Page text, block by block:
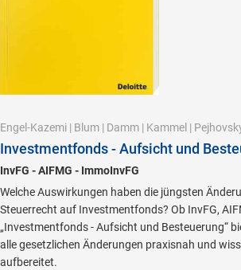
Engel-Kazemi | Blum | Damm | Kammel |
Investmentfonds - Aufsicht und
InvFG - AIFMG - ImmoInvFG
Welche Auswirkungen haben die jüngsten
Steuerrecht auf Investmentfonds? Ob InvFG,
„Investmentfonds - Aufsicht und Besteuerung“
alle gesetzlichen Änderungen praxisnah und
aufbereitet.